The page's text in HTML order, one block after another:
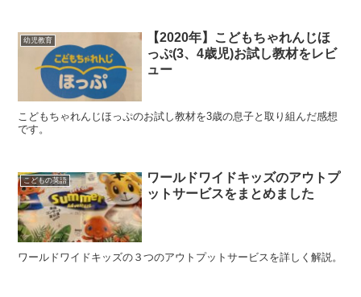
幼児教育
【2020年】こどもちゃれんじほ
っぷ(3、4歳児)お試し教材をレビ
ュー
こどもちゃれんじほっぷのお試し教材を3歳の息子と取り組んだ感想
です。
こどもの英語
ワールドワイドキッズのアウトプ
ットサービスをまとめました
ワールドワイドキッズの３つのアウトプットサービスを詳しく解説。